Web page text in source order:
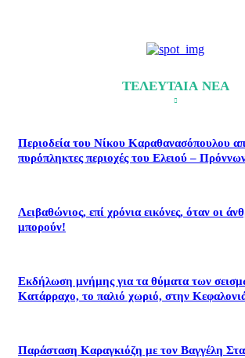
ΤΕΛΕΥΤΑΙΑ ΝΕΑ
Περιοδεία του Νίκου Καραθανασόπουλου
πυρόπληκτες περιοχές του Ελειού –
Λειβαθώνιος, επί χρόνια εικόνες, όταν οι
μπορούν!
Εκδήλωση μνήμης για τα θύματα των
Κατάρραχο, το παλιό χωριό, στην
Παράσταση Καραγκιόζη με τον Βαγγέλη